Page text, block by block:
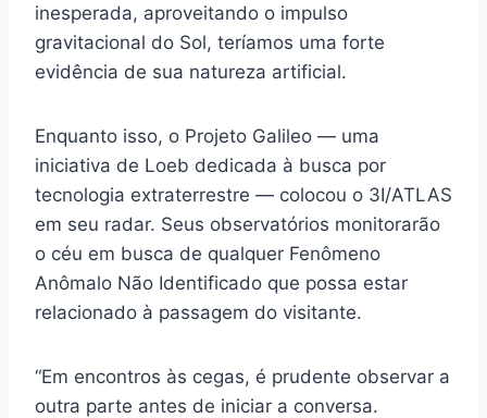
inesperada, aproveitando o impulso
gravitacional do Sol, teríamos uma forte
evidência de sua natureza artificial.
Enquanto isso, o Projeto Galileo — uma
iniciativa de Loeb dedicada à busca por
tecnologia extraterrestre — colocou o 3I/ATLAS
em seu radar. Seus observatórios monitorarão
o céu em busca de qualquer Fenômeno
Anômalo Não Identificado que possa estar
relacionado à passagem do visitante.
“Em encontros às cegas, é prudente observar a
outra parte antes de iniciar a conversa.